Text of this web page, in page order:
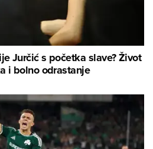
Jurčić s početka slave? Život
i bolno odrastanje